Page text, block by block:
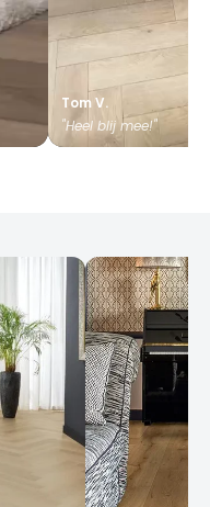
Tom V.
"Heel blij mee!"